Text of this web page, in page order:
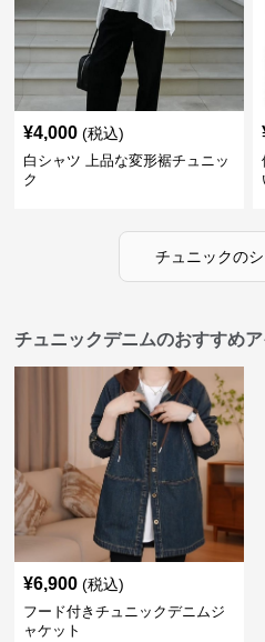
¥4,000 (税込)
白シャツ 上品な変形裾チュニッ
ク
チュニックの
チュニックデニムのおすすめ
¥6,900 (税込)
フード付きチュニックデニムジ
ャケット